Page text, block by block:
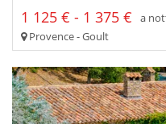
1 125 € - 1 375 €
a
Provence - Goult